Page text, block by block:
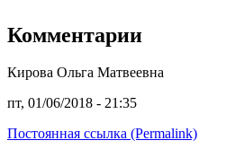
Комментарии
Кирова Ольга Матвеевна
пт, 01/06/2018 - 21:35
Постоянная ссылка (Permalink)